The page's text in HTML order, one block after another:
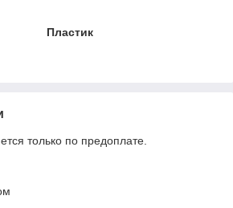
Пластик
только по предоплате.